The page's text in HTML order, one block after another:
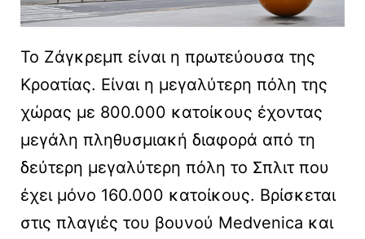
Το Ζάγκρεμπ είναι η πρωτεύουσα της
Κροατίας. Είναι η μεγαλύτερη πόλη της
χώρας με 800.000 κατοίκους έχοντας
μεγάλη πληθυσμιακή διαφορά από τη
δεύτερη μεγαλύτερη πόλη το Σπλιτ που
έχει μόνο 160.000 κατοίκους. Βρίσκεται
στις πλαγιές του βουνού Medvenica και